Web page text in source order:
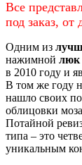
Все
под заказ, от
Одним из
нажимной люк
в 2010 году и
В том же году
нашло своих
облицовки
Потайной
типа – это
уникальным